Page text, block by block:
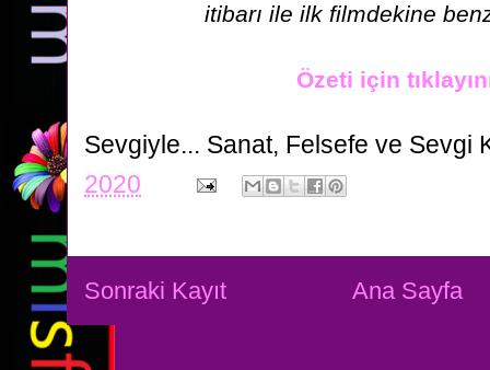
itibarı ile ilk filmdekine
Özeti için
Sevgiyle... Sanat, Felsefe ve Sevgi
2020
Sonraki Kayıt Ana Sayfa